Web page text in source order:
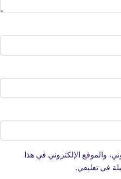
والموقع الإلكتروني في هذا
في تعليقي.